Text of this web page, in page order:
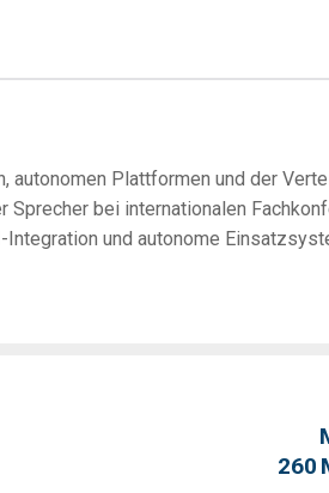
Plattformen und der
bei internationalen
und autonome
260